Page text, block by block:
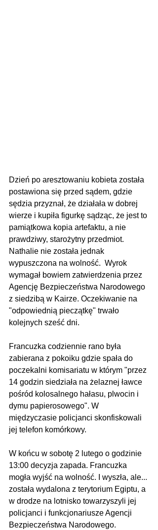
Dzień po aresztowaniu kobieta została
postawiona się przed sądem, gdzie
sędzia przyznał, że działała w dobrej
wierze i kupiła figurkę sądząc, że jest to
pamiątkowa kopia artefaktu, a nie
prawdziwy, starożytny przedmiot.
Nathalie nie została jednak
wypuszczona na wolność.  Wyrok
wymagał bowiem zatwierdzenia przez
Agencję Bezpieczeństwa Narodowego
z siedzibą w Kairze. Oczekiwanie na
"odpowiednią pieczątkę" trwało
kolejnych sześć dni.
Francuzka codziennie rano była
zabierana z pokoiku gdzie spała do
poczekalni komisariatu w którym "przez
14 godzin siedziała na żelaznej ławce
pośród kolosalnego hałasu, plwocin i
dymu papierosowego". W
międzyczasie policjanci skonfiskowali
jej telefon komórkowy.
W końcu w sobotę 2 lutego o godzinie
13:00 decyzja zapada. Francuzka
mogła wyjść na wolność. I wyszła, ale...
została wydalona z terytorium Egiptu, a
w drodze na lotnisko towarzyszyli jej
policjanci i funkcjonariusze Agencji
Bezpieczeństwa Narodowego.